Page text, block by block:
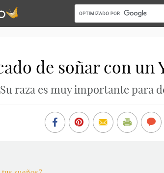
de soñar con un
raza es muy importante para